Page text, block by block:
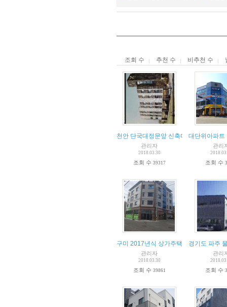
조회 수 추천 수 비추천 수
천안 단국대정문앞 신축다가구 매매
관리자
2018.03.30
조회 수 39317
대단위아파트
관리
조회 수
구미 2017년식 상가주택 급매물!!!
관리자
2018.03.30
조회 수 39861
경기도 파주
관리
조회 수